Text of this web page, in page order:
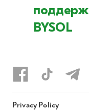
BYSOL
Privacy Policy